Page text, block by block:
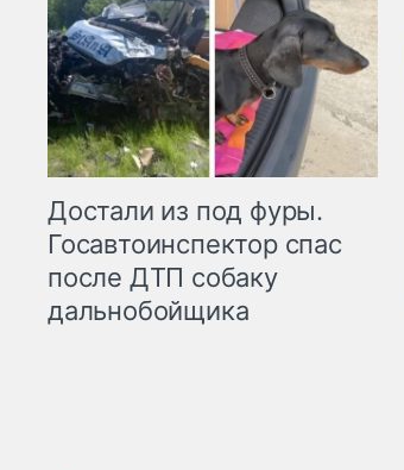
Достали из под фуры.
Госавтоинспектор спас
после ДТП собаку
дальнобойщика